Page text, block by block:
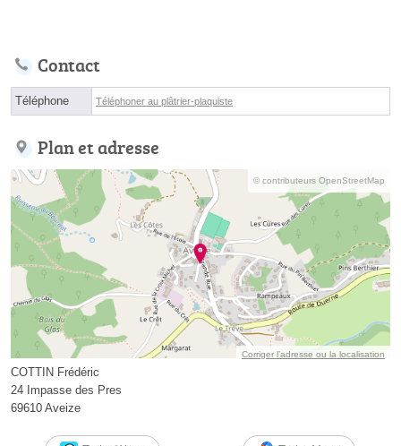
Contact
Téléphone Téléphoner au plâtrier-plaquiste
Plan et adresse
© contributeurs OpenStreetMap
Corriger l’adresse ou la localisation
COTTIN Frédéric
24 Impasse des Pres
69610 Aveize